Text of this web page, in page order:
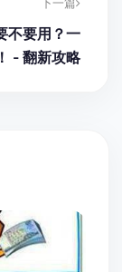
不要用？一
- 翻新攻略